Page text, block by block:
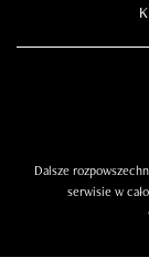
Dalsze
serwisie w